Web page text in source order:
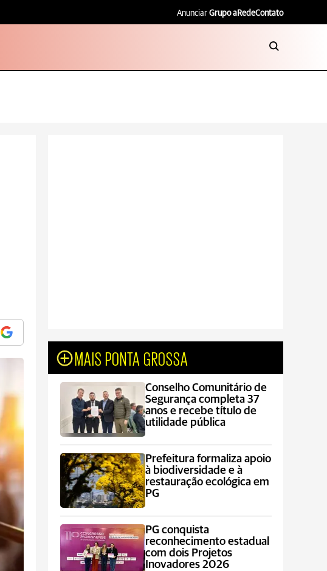
Anunciar Grupo aRedeContato
MAIS PONTA GROSSA
Conselho Comunitário de
Segurança completa 37
anos e recebe título de
utilidade pública
Prefeitura formaliza apoio
à biodiversidade e à
restauração ecológica em
PG
PG conquista
reconhecimento estadual
com dois Projetos
Inovadores 2026